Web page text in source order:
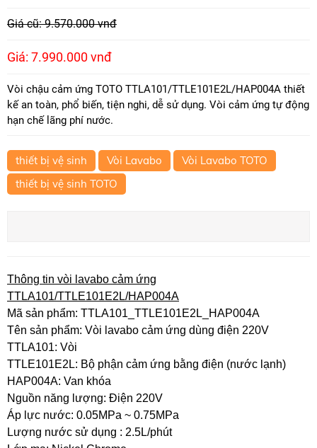
Giá cũ: 9.570.000 vnđ
Giá: 7.990.000 vnđ
Vòi chậu cảm ứng TOTO TTLA101/TTLE101E2L/HAP004A thiết
kế an toàn, phổ biến, tiện nghi, dễ sử dụng. Vòi cảm ứng tự động
hạn chế lãng phí nước.
thiết bị vệ sinh Vòi Lavabo
Vòi Lavabo TOTO
thiết bị vệ sinh TOTO
Thông tin vòi lavabo cảm ứng
TTLA101/TTLE101E2L/HAP004A
Mã sản phẩm: TTLA101_TTLE101E2L_HAP004A
Tên sản phẩm: Vòi lavabo cảm ứng dùng điện 220V
TTLA101: Vòi
TTLE101E2L: Bộ phận cảm ứng bằng điện (nước lạnh)
HAP004A: Van khóa
Nguồn năng lượng: Điện 220V
Áp lực nước: 0.05MPa ~ 0.75MPa
Lượng nước sử dụng : 2.5L/phút